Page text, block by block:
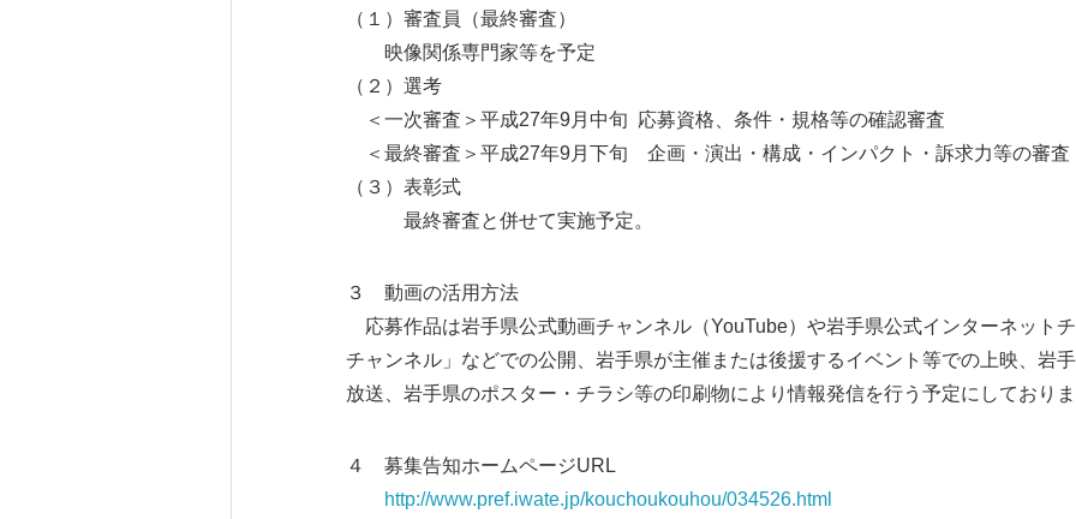
（１）審査員（最終審査）
映像関係専門家等を予定
（２）選考
＜一次審査＞平成27年9月中旬 応募資格、条件・規格等の確認審査
＜最終審査＞平成27年9月下旬 企画・演出・構成・インパクト・訴求力等の審査
（３）表彰式
最終審査と併せて実施予定。
３ 動画の活用方法
応募作品は岩手県公式動画チャンネル（YouTube）や岩手県公式インターネット
チャンネル」などでの公開、岩手県が主催または後援するイベント等での上映、岩
放送、岩手県のポスター・チラシ等の印刷物により情報発信を行う予定にしておりま
４ 募集告知ホームページURL
http://www.pref.iwate.jp/kouchoukouhou/034526.html